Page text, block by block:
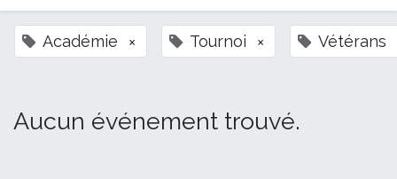
Académie × Tournoi × Vétérans
Aucun événement trouvé.